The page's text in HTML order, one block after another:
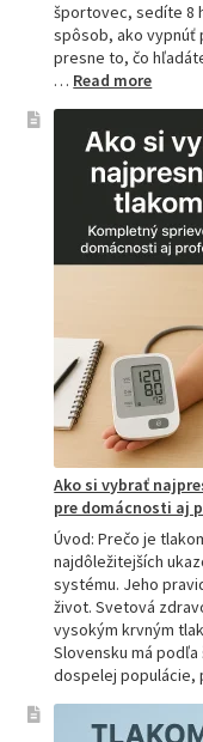
športovec, sedíte 8
spôsob, ako vypnúť
presne to, čo
… Read more:
Ako
si
vybrať
tú
prečo
je
hitom
na
Ako si vybrať
pre domácnosti aj
Úvod: Prečo je
najdôležitejších
systému. Jeho
život. Svetová
vysokým krvným
Slovensku má
dospelej populácie,